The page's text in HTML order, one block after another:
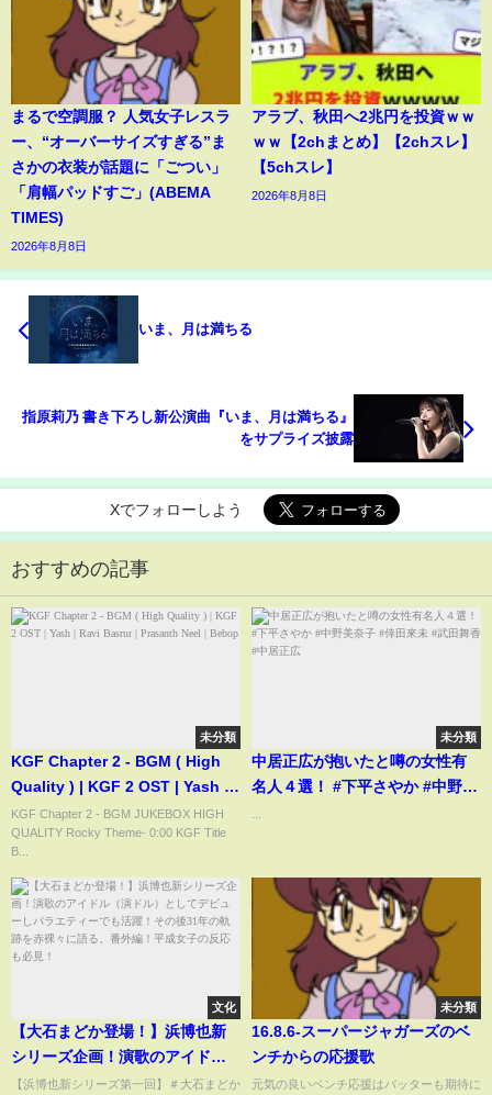
まるで空調服？ 人気女子レスラ
ー、“オーバーサイズすぎる”ま
さかの衣装が話題に「ごつい」
「肩幅パッドすご」(ABEMA
TIMES)
2026年8月8日
アラブ、秋田へ2兆円を投資ｗｗ
ｗｗ【2chまとめ】【2chスレ】
【5chスレ】
2026年8月8日
いま、月は満ちる
指原莉乃 書き下ろし新公演曲『いま、月は満ちる』
をサプライズ披露
Xでフォローしよう
おすすめの記事
未分類
KGF Chapter 2 - BGM ( High
Quality ) | KGF 2 OST | Yash |
Ravi Basrur | Prasanth Neel |
Bebop
KGF Chapter 2 - BGM JUKEBOX HIGH
QUALITY Rocky Theme- 0:00 KGF Title
B...
未分類
中居正広が抱いたと噂の女性有
名人４選！ #下平さやか #中野美
文化
【大石まどか登場！】浜博也新
シリーズ企画！演歌のアイドル
（演ドル）としてデビューしバ
【浜博也新シリーズ第一回】＃大石まどか
未分類
16.8.6-スーパージャガーズのベ
ンチからの応援歌
元気の良いベンチ応援はバッターも期待に